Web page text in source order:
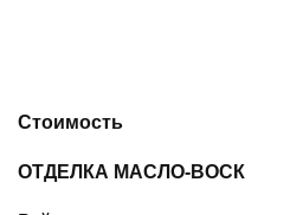
Стоимость
ОТДЕЛКА МАСЛО-ВОСК